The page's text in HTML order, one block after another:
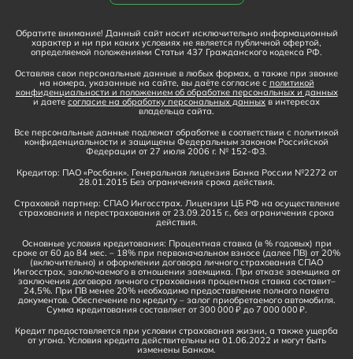
Обратите внимание! Данный сайт носит исключительно информационный
характер и ни при каких условиях не является публичной офертой,
определяемой положениями Статьи 437 Гражданского кодекса РФ.
Оставляя свои персональные данные в любых формах, а также при звонке
на номера, указанные на сайте, вы даёте согласие с политикой
конфиденциальности и положением об обработке персональных и данных
и даете согласие на обработку персональных данных в интересах
владельца сайта.
Все персональные данные подлежат обработке в соответствии с политикой
конфиденциальности и защищены Федеральным законом Российской
Федерации от 27 июля 2006 г. № 152-ФЗ.
Кредитор: ПАО «Росбанк». Генеральная лицензия Банка России №2272 от
28.01.2015 Без ограничения срока действия.
Страховой партнер: СПАО Ингосстрах. Лицензии ЦБ РФ на осуществление
страхования и перестрахования от 23.09.2015 г., без ограничения срока
действия.
Основные условия кредитования: Процентная ставка (в % годовых) при
сроке от 60 до 84 мес. – 18% при первоначальном взносе (далее ПВ) от 20%
(включительно) и оформлении договора личного страхования СПАО
Ингосстрах, заключаемого в отношении заемщика. При отказе заемщика от
заключения договора личного страхования процентная ставка составит–
24,5%. При ПВ менее 20% необходимо предоставление полного пакета
документов. Обеспечение по кредиту – залог приобретаемого автомобиля.
Сумма кредитования составляет от 300 000 ₽ до 7 000 000 ₽.
Кредит предоставляется при условии страхования жизни, а также ущерба
от угона. Условия кредита действительны на 01.06.2022 и могут быть
изменены Банком.